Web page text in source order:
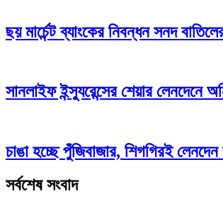
ছয় মার্চেন্ট ব্যাংকের নিবন্ধন সনদ
সানলাইফ ইন্স্যুরেন্সের শেয়ার লেনদেনে
চাঙা হচ্ছে পুঁজিবাজার, শিগগিরই
সর্বশেষ সংবাদ